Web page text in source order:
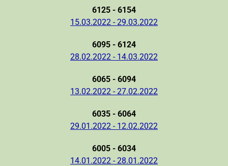
6125 - 6154
15.03.2022 - 29.03.2022
6095 - 6124
28.02.2022 - 14.03.2022
6065 - 6094
13.02.2022 - 27.02.2022
6035 - 6064
29.01.2022 - 12.02.2022
6005 - 6034
14.01.2022 - 28.01.2022